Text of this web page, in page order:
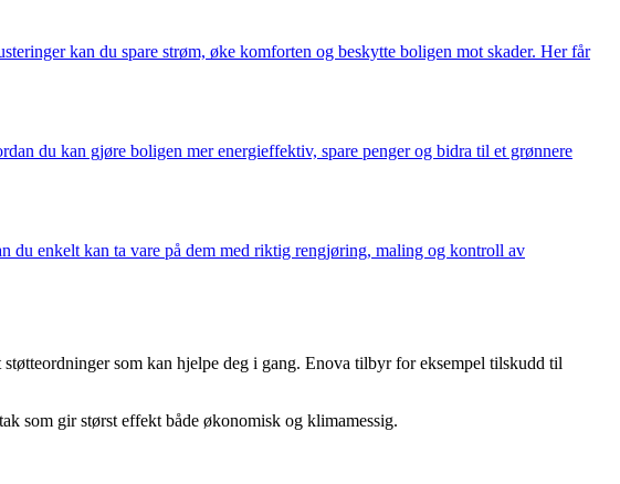
kan du spare strøm, øke komforten og beskytte boligen mot skader. Her får
du kan gjøre boligen mer energieffektiv, spare penger og bidra til et grønnere
enkelt kan ta vare på dem med riktig rengjøring, maling og kontroll av
som kan hjelpe deg i gang. Enova tilbyr for eksempel tilskudd til
som gir størst effekt både økonomisk og klimamessig.